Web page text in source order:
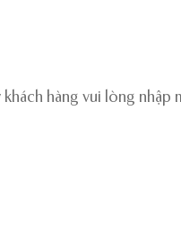
hàng vui lòng nhập